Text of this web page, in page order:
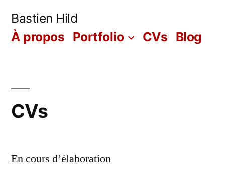
content
Bastien Hild
À propos Portfolio CVs Blog
CVs
En cours d’élaboration